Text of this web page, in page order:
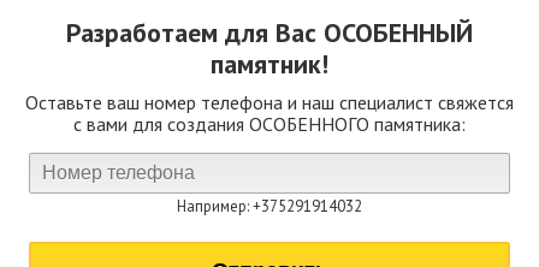
Разработаем для Вас ОСОБЕННЫЙ
памятник!
Оставьте ваш номер телефона и наш специалист свяжется
с вами для создания ОСОБЕННОГО памятника:
Например: +375291914032